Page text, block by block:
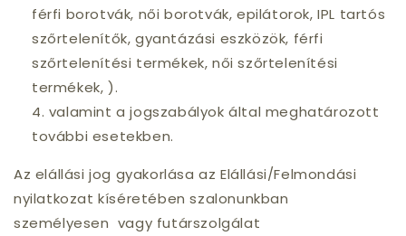
férfi borotvák, női borotvák, epilátorok, IPL tartós
szőrtelenítők, gyantázási eszközök, férfi
szőrtelenítési termékek, női szőrtelenítési
termékek, ).
valamint a jogszabályok által meghatározott
további esetekben.
Az elállási jog gyakorlása az Elállási/Felmondási
nyilatkozat kíséretében szalonunkban
személyesen vagy futárszolgálat